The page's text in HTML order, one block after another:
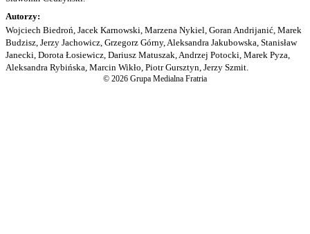
Autorzy:
Wojciech Biedroń, Jacek Karnowski, Marzena Nykiel, Goran Andrijanić, Marek
Budzisz, Jerzy Jachowicz, Grzegorz Górny, Aleksandra Jakubowska, Stanisław
Janecki, Dorota Łosiewicz, Dariusz Matuszak, Andrzej Potocki, Marek Pyza,
Aleksandra Rybińska, Marcin Wikło, Piotr Gursztyn, Jerzy Szmit.
© 2026 Grupa Medialna Fratria